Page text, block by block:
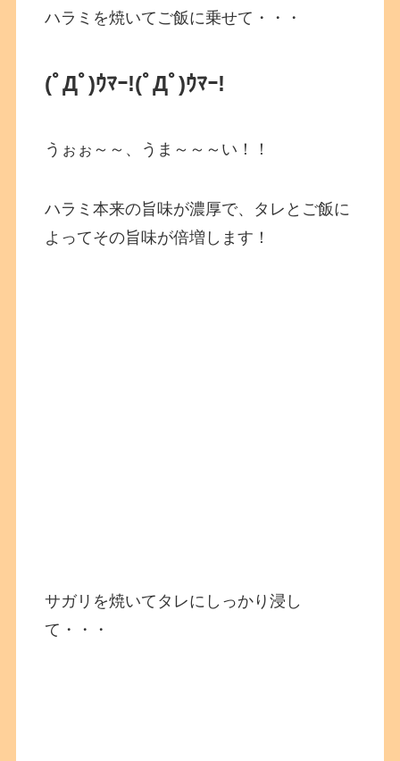
ハラミを焼いてご飯に乗せて・・・
(ﾟДﾟ)ｳﾏｰ!(ﾟДﾟ)ｳﾏｰ!
うぉぉ～～、うま～～～い！！
ハラミ本来の旨味が濃厚で、タレとご飯に
よってその旨味が倍増します！
サガリを焼いてタレにしっかり浸し
て・・・